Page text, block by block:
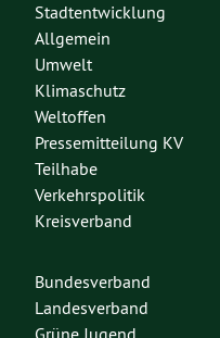
Stadtentwicklung
Allgemein
Umwelt
Klimaschutz
Weltoffen
Pressemitteilung KV
Teilhabe
Verkehrspolitik
Kreisverband
Bundesverband
Landesverband